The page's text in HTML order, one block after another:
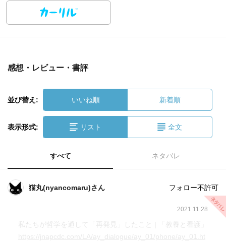
感想・レビュー・書評
並び替え: いいね順 新着順
表示形式: リスト 全文
すべて ネタバレ
猫丸(nyancomaru)さん フォロー不許可
2021.11.28
私たちが哲学を通して「再発見」したこと | 「教養と看護」